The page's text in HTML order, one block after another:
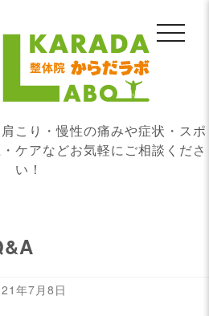
こり・慢性の痛みや症状・スポ
ケアなどお気軽にご相談くださ
い！
年7月8日